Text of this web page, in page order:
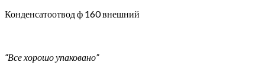
Конденсатоотвод ф 160 внешний
“Все хорошо упаковано”